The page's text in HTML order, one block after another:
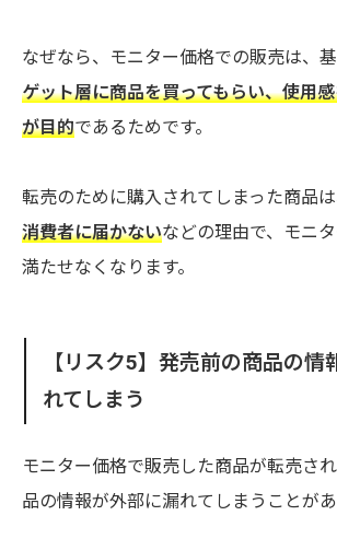
なぜなら、モニター価格での販売は、基
ゲット層に商品を買ってもらい、使用
が目的であるためです。
転売のために購入されてしまった商品は
消費者に届かないなどの理由で、モニ
満たせなくなります。
【リスク5】発売前の商品の情
れてしまう
モニター価格で販売した商品が転売さ
品の情報が外部に漏れてしまうことがあ